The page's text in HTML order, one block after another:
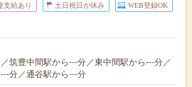
支給あり 土日祝日が休み WEB登録OK
筑豊中間駅から---分／東中間駅から---分／
分／通谷駅から---分